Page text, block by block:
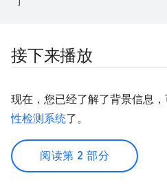
接下来播放
现在，您已经了解了背景信息
性检测系统了。
阅读第 2 部分